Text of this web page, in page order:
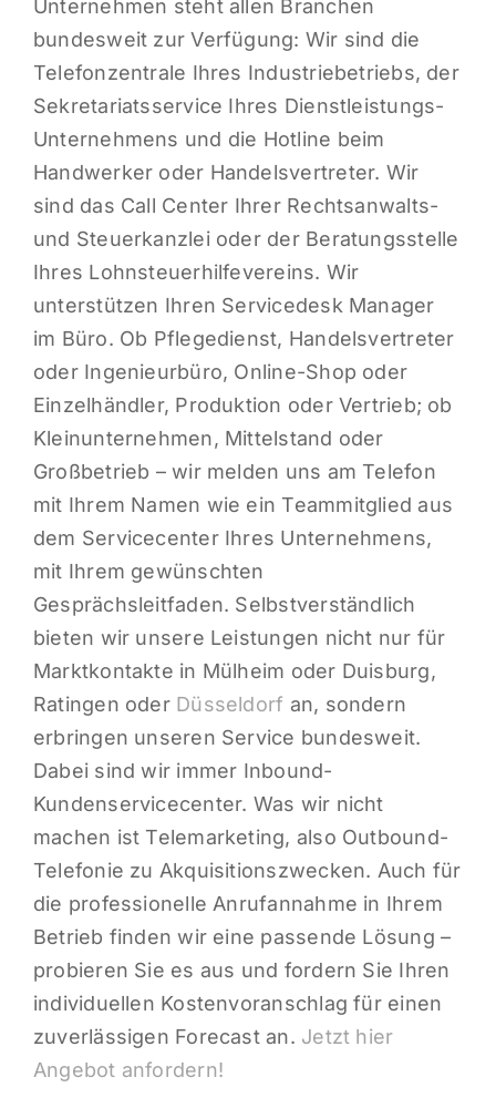
Unternehmen steht allen Branchen
bundesweit zur Verfügung: Wir sind die
Telefonzentrale Ihres Industriebetriebs, der
Sekretariatsservice Ihres Dienstleistungs-
Unternehmens und die Hotline beim
Handwerker oder Handelsvertreter. Wir
sind das Call Center Ihrer Rechtsanwalts-
und Steuerkanzlei oder der Beratungsstelle
Ihres Lohnsteuerhilfevereins. Wir
unterstützen Ihren Servicedesk Manager
im Büro. Ob Pflegedienst, Handelsvertreter
oder Ingenieurbüro, Online-Shop oder
Einzelhändler, Produktion oder Vertrieb; ob
Kleinunternehmen, Mittelstand oder
Großbetrieb – wir melden uns am Telefon
mit Ihrem Namen wie ein Teammitglied aus
dem Servicecenter Ihres Unternehmens,
mit Ihrem gewünschten
Gesprächsleitfaden. Selbstverständlich
bieten wir unsere Leistungen nicht nur für
Marktkontakte in Mülheim oder Duisburg,
Ratingen oder Düsseldorf an, sondern
erbringen unseren Service bundesweit.
Dabei sind wir immer Inbound-
Kundenservicecenter. Was wir nicht
machen ist Telemarketing, also Outbound-
Telefonie zu Akquisitionszwecken. Auch für
die professionelle Anrufannahme in Ihrem
Betrieb finden wir eine passende Lösung –
probieren Sie es aus und fordern Sie Ihren
individuellen Kostenvoranschlag für einen
zuverlässigen Forecast an. Jetzt hier
Angebot anfordern!